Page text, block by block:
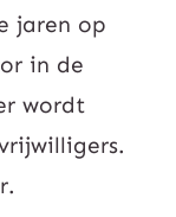
jaren op
in de
wordt